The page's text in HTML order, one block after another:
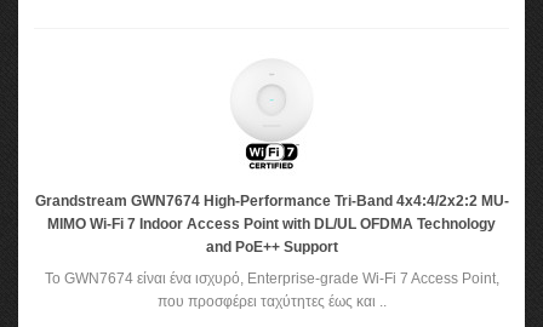
Grandstream GWN7674 High-Performance Tri-Band 4x4:4/2x2:2 MU-
MIMO Wi-Fi 7 Indoor Access Point with DL/UL OFDMA Technology
and PoE++ Support
Το GWN7674 είναι ένα ισχυρό, Enterprise-grade Wi-Fi 7 Access Point,
που προσφέρει ταχύτητες έως και ..